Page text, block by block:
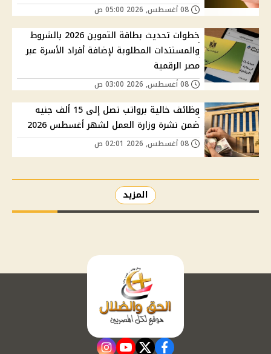
خطوات تحديث بطاقة التموين 2026 بالشروط
والمستندات المطلوبة لإضافة أفراد الأسرة عبر
مصر الرقمية
وظائف خالية برواتب تصل إلى 15 ألف جنيه
ضمن نشرة وزارة العمل لشهر أغسطس 2026
المزيد